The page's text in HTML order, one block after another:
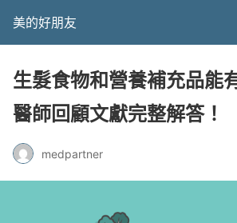
美的好朋友
生髮食物和營養補充品能
醫師回顧文獻完整解答！
medpartner